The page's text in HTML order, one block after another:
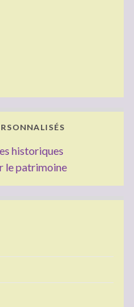
historiques
le patrimoine